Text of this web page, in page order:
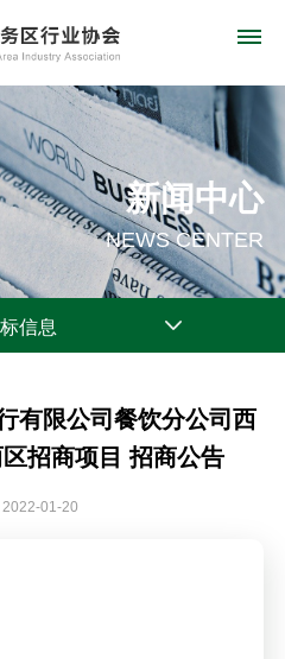
新闻中心
NEWS CENTER
信息
有限公司餐饮分公司西
招商项目 招商公告
2022-01-20